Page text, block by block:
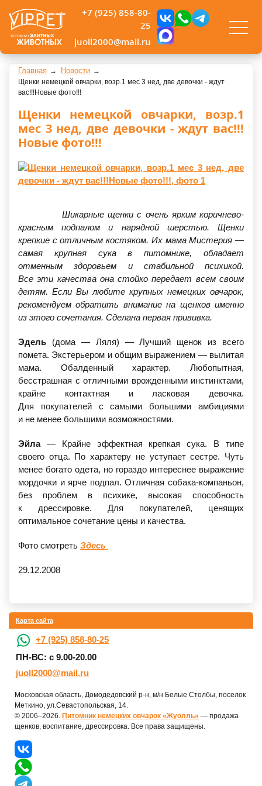
+7 (925) 858-80-
25
juoll2000@mail.ru
Главная Новости
Щенки немецкой овчарки, возр.1 мес 3 нед, две девочки - ждут
вас!!!Новые фото!!!
Щенки немецкой овчарки, возр.1
мес 3 нед, две девочки - ждут вас!!!
Новые фото!!!
Шикарные щенки с очень ярким коричнево-
красным подпалом и нарядной шерстью. Щенки
крепкие с отличным костяком. Их мама Мистерия —
самая крупная сука в питомнике, обладает
отменным здоровьем и стабильной психикой.
Все эти качества она стойко передает всем своим
детям. Если Вы любите крупных немецких овчарок,
рекомендуем обратить внимание на щенков именно
из этого сочетания. Сделана первая прививка.
Эдель (дома— Ляля) — Лучший щенок из всего
помета. Экстерьером и общим выражением — вылитая
мама. Обалденный характер. Любопытная,
бесстрашная с отличными врожденными инстинктами,
крайне контактная и ласковая девочка.
Для покупателей с самыми большими амбициями
и не менее большими возможностями.
Эйла— Крайне эффектная крепкая сука. В типе
своего отца. По характеру не уступает сестре. Чуть
менее богато одета, но гораздо интереснее выражение
мордочки и ярче подпал. Отличная собака-компаньон,
без проблем в психике, высокая способность
к дрессировке. Для покупателей, ценящих
оптимальное сочетание цены и качества.
Фото смотреть Здесь
29.12.2008
Карта сайта
+7 (925) 858-80-25
ПН-ВС: с 9.00-20.00
juoll2000@mail.ru
Московская область, Домодедовский р-н, м/н Белые Столбы, поселок
Меткино, ул.Севастопольская, 14.
© 2006–2026. Питомник немецких овчарок «Жуолль» — продажа
щенков, воспитание, дрессировка. Все права защищены.